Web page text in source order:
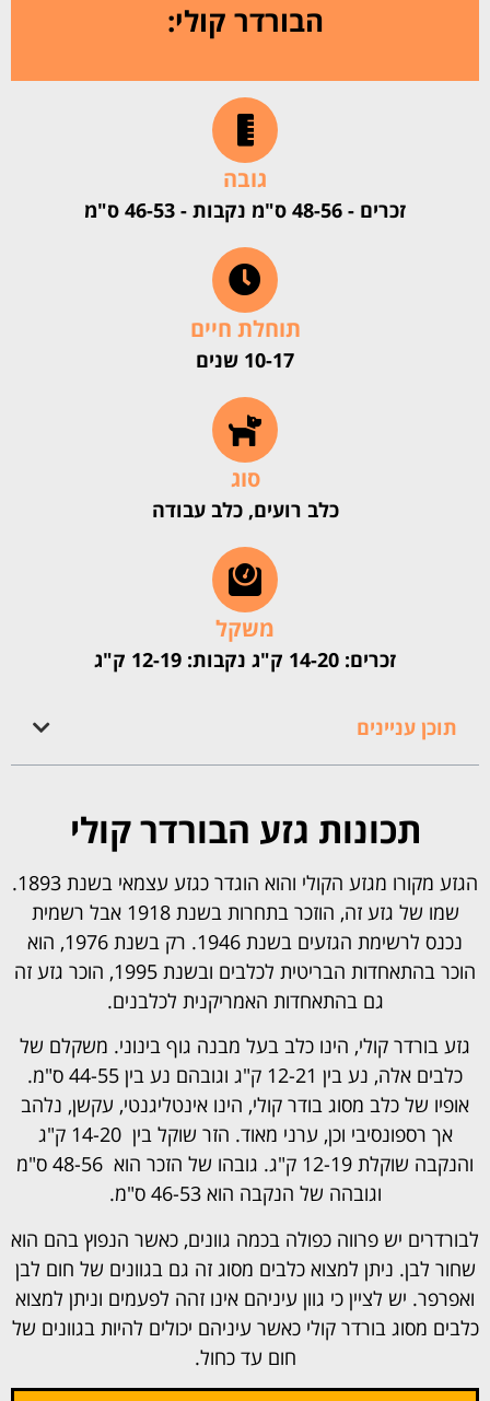
הבורדר קולי:
גובה
זכרים - 48-56 ס"מ נקבות - 46-53 ס"מ
תוחלת חיים
10-17 שנים
סוג
כלב רועים, כלב עבודה
משקל
זכרים: 14-20 ק"ג נקבות: 12-19 ק"ג
תוכן עניינים
תכונות גזע הבורדר קולי
הגזע מקורו מגזע הקולי והוא הוגדר כגזע עצמאי בשנת 1893.
שמו של גזע זה, הוזכר בתחרות בשנת 1918 אבל רשמית
נכנס לרשימת הגזעים בשנת 1946. רק בשנת 1976, הוא
הוכר בהתאחדות הבריטית לכלבים ובשנת 1995, הוכר גזע זה
גם בהתאחדות האמריקנית לכלבנים.
גזע בורדר קולי, הינו כלב בעל מבנה גוף בינוני. משקלם של
כלבים אלה, נע בין 12-21 ק"ג וגובהם נע בין 44-55 ס"מ.
אופיו של כלב מסוג בודר קולי, הינו אינטליגנטי, עקשן, נלהב
אך רספונסיבי וכן, ערני מאוד. הזר שוקל בין 14-20 ק"ג
והנקבה שוקלת 12-19 ק"ג. גובהו של הזכר הוא 48-56 ס"מ
וגובהה של הנקבה הוא 46-53 ס"מ.
לבורדרים יש פרווה כפולה בכמה גוונים, כאשר הנפוץ בהם הוא
שחור לבן. ניתן למצוא כלבים מסוג זה גם בגוונים של חום לבן
ואפרפר. יש לציין כי גוון עיניהם אינו זהה לפעמים וניתן למצוא
כלבים מסוג בורדר קולי כאשר עיניהם יכולים להיות בגוונים של
חום עד כחול.